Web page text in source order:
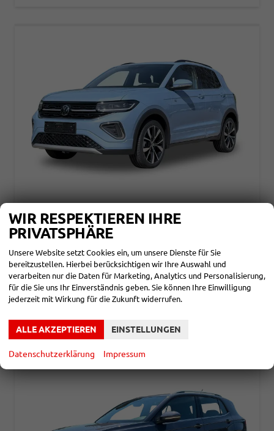
unverbindliche Lieferzeit: ca. 4-5 Monate
Fahrzeugnr. 844235 Getriebe Schalt. 6-Gang
Kraftstoff Benzin Leistung 85 kW (116 PS)
23.690,– €
incl. 19% MwSt.
DETAILS
CO2-Klasse:D
CO2-Emissionen:127,00 g/km
WIR RESPEKTIEREN IHRE
PRIVATSPHÄRE
Unsere Website setzt Cookies ein, um unsere Dienste für Sie
bereitzustellen. Hierbei berücksichtigen wir Ihre Auswahl und
verarbeiten nur die Daten für Marketing, Analytics und Personalisierung,
für die Sie uns Ihr Einverständnis geben. Sie können Ihre Einwilligung
jederzeit mit Wirkung für die Zukunft widerrufen.
ALLE AKZEPTIEREN EINSTELLUNGEN
Datenschutzerklärung Impressum